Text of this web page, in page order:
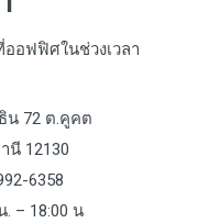
อฟฟิศในช่วงเวลา
น 72 ต.คูคต
12130
6358
– 18:00 น